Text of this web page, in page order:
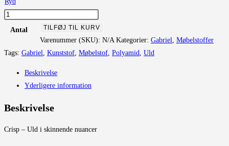
Crisp
antalAntal TILFØJ TIL KURV
Varenummer (SKU): N/A Kategorier: Gabriel
Møbelstoffer
Tags: Gabriel Kunststof Møbelstof Polyamid Uld
Beskrivelse
Yderligere information
Beskrivelse
Crisp – Uld i skinnende nuancer